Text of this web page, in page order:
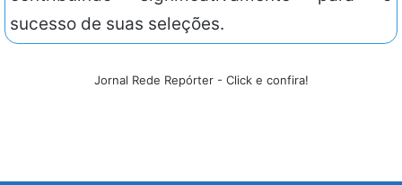
sucesso de suas seleções.
Jornal Rede Repórter - Click e confira!